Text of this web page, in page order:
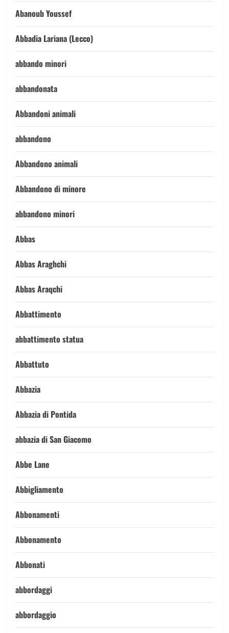
Abanoub Youssef
Abbadia Lariana (Lecco)
abbando minori
abbandonata
Abbandoni animali
abbandono
Abbandono animali
Abbandono di minore
abbandono minori
Abbas
Abbas Araghchi
Abbas Araqchi
Abbattimento
abbattimento statua
Abbattuto
Abbazia
Abbazia di Pontida
abbazia di San Giacomo
Abbe Lane
Abbigliamento
Abbonamenti
Abbonamento
Abbonati
abbordaggi
abbordaggio